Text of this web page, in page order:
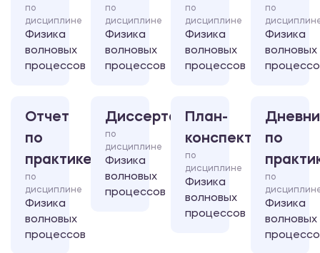
по
дисциплине
Физика
волновых
процессов
по
дисциплине
Физика
волновых
процессов
по
дисциплине
Физика
волновых
процессов
по
Физика
волновых
Отчет
по
практике
по
дисциплине
Физика
волновых
процессов
Диссертация
по
дисциплине
Физика
волновых
процессов
План-
конспект
по
дисциплине
Физика
волновых
процессов
по
по
Физика
волновых